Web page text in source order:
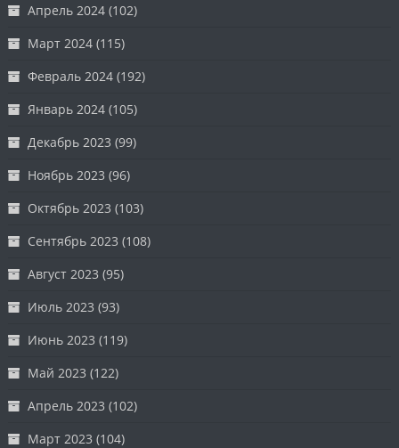
Апрель 2024 (102)
Март 2024 (115)
Февраль 2024 (192)
Январь 2024 (105)
Декабрь 2023 (99)
Ноябрь 2023 (96)
Октябрь 2023 (103)
Сентябрь 2023 (108)
Август 2023 (95)
Июль 2023 (93)
Июнь 2023 (119)
Май 2023 (122)
Апрель 2023 (102)
Март 2023 (104)